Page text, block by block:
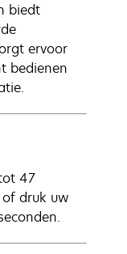
biedt
ervoor
bedienen
47
druk uw